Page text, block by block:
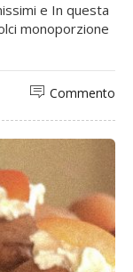
e In questa
monoporzione
Commento